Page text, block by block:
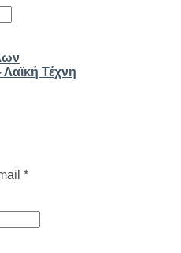
Λαϊκή Τέχνη
*